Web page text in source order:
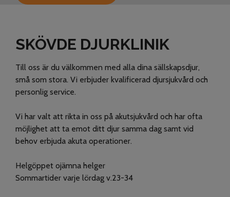
SKÖVDE DJURKLINIK
Till oss är du välkommen med alla dina sällskapsdjur,
små som stora. Vi erbjuder kvalificerad djursjukvård och
personlig service.
Vi har valt att rikta in oss på akutsjukvård och har ofta
möjlighet att ta emot ditt djur samma dag samt vid
behov erbjuda akuta operationer.
Helgöppet ojämna helger
Sommartider varje lördag v.23-34